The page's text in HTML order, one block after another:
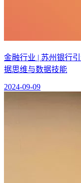
金融行业 | 苏州银行
据思维与数据技能
2024-09-09